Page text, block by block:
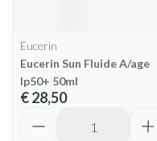
Eucerin
Eucerin Sun Fluide A/age
Ip50+ 50ml
€ 28,50